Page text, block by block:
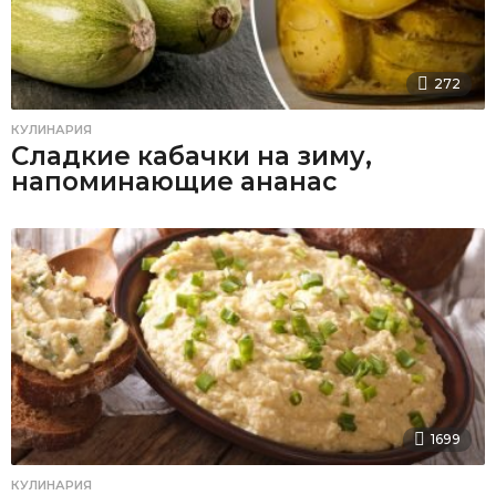
272
КУЛИНАРИЯ
Сладкие кабачки на зиму,
напоминающие ананас
1699
КУЛИНАРИЯ